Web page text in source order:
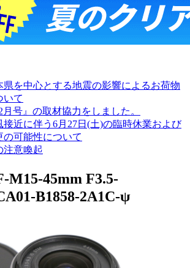
県を中心とする地震の影響によるお荷物
いて
月号』の取材協力をしました。
接近に伴う6月27日(土)の臨時休業および
の可能性について
注意喚起
M15-45mm F3.5-
B1858-2A1C-ψ